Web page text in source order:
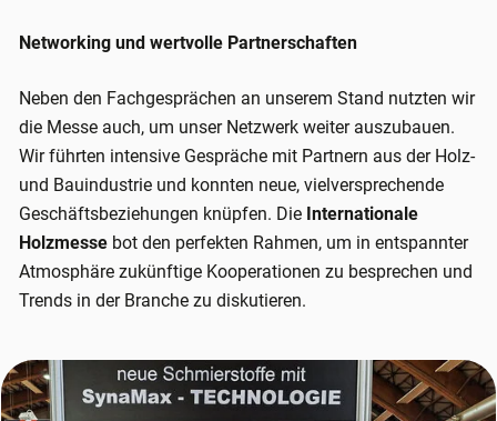
Networking und wertvolle Partnerschaften
Neben den Fachgesprächen an unserem Stand nutzten wir
die Messe auch, um unser Netzwerk weiter auszubauen.
Wir führten intensive Gespräche mit Partnern aus der Holz-
und Bauindustrie und konnten neue, vielversprechende
Geschäftsbeziehungen knüpfen. Die Internationale
Holzmesse bot den perfekten Rahmen, um in entspannter
Atmosphäre zukünftige Kooperationen zu besprechen und
Trends in der Branche zu diskutieren.